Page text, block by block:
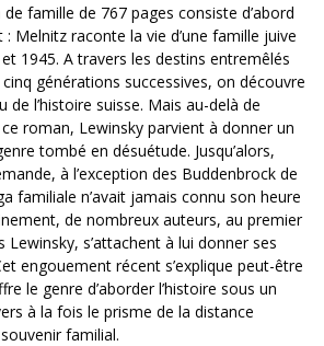
famille de 767 pages consiste d’abord
Melnitz raconte la vie d’une famille juive
1945. A travers les destins entremêlés
générations successives, on découvre
de l’histoire suisse. Mais au-delà de
roman, Lewinsky parvient à donner un
tombé en désuétude. Jusqu’alors,
à l’exception des Buddenbrock de
familiale n’avait jamais connu son heure
de nombreux auteurs, au premier
Lewinsky, s’attachent à lui donner ses
engouement récent s’explique peut-être
le genre d’aborder l’histoire sous un
à la fois le prisme de la distance
familial.